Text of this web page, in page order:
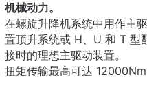
机械动力。
在螺旋升降机系统中用作主
置顶升系统或 H、U 和 T 型
接时的理想主驱动装置。
扭矩传输最高可达 12000Nm